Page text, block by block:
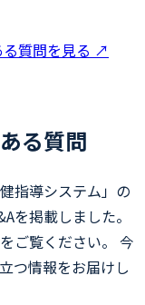
質問を見る ↗
る質問
指導システム」の
を掲載しました。
ご覧ください。 今
つ情報をお届けし